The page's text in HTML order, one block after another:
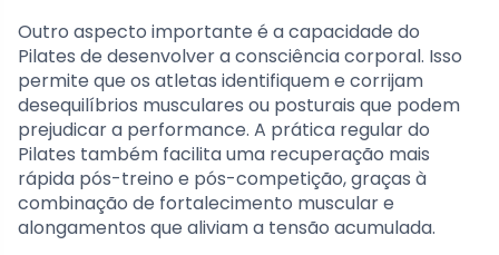
Outro aspecto importante é a capacidade do
Pilates de desenvolver a consciência corporal. Isso
permite que os atletas identifiquem e corrijam
desequilíbrios musculares ou posturais que podem
prejudicar a performance. A prática regular do
Pilates também facilita uma recuperação mais
rápida pós-treino e pós-competição, graças à
combinação de fortalecimento muscular e
alongamentos que aliviam a tensão acumulada.